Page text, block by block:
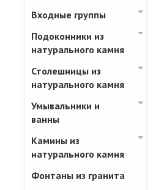
Входные группы
Подоконники из
натурального камня
Столешницы из
натурального камня
Умывальники и
ванны
Камины из
натурального камня
Фонтаны из гранита